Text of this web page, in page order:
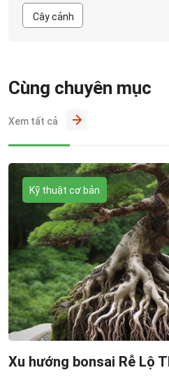
Cây cảnh
Cùng chuyên mục
Xem tất cả
Kỹ thuật cơ bản
Xu hướng bonsai Rễ Lộ